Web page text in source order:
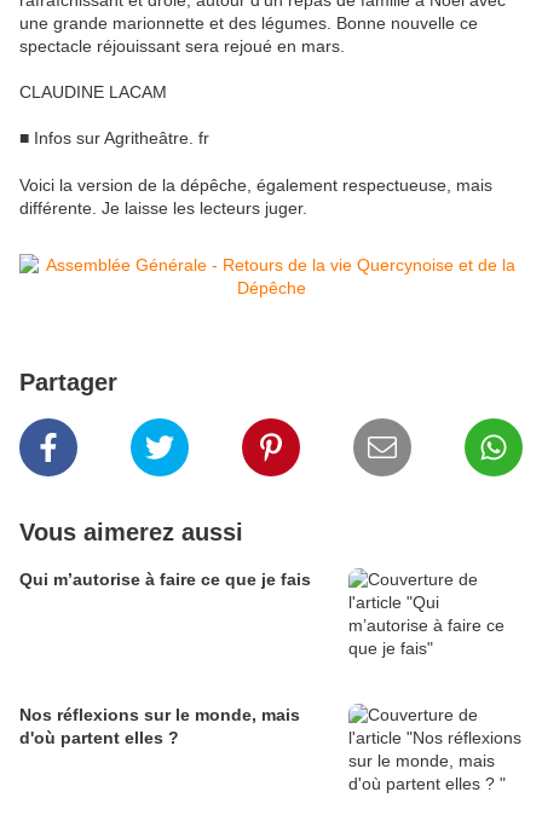
une grande marionnette et des légumes. Bonne nouvelle ce
spectacle réjouissant sera rejoué en mars.
CLAUDINE LACAM
■ Infos sur Agritheâtre. fr
Voici la version de la dépêche, également respectueuse, mais
différente. Je laisse les lecteurs juger.
Partager
Vous aimerez aussi
Qui m’autorise à faire ce que je fais
Nos réflexions sur le monde, mais
d'où partent elles ?